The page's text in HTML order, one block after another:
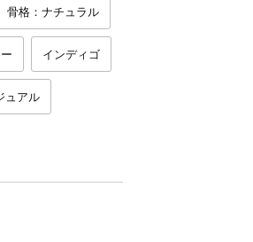
骨格：ナチュラル
インディゴ
ュアル